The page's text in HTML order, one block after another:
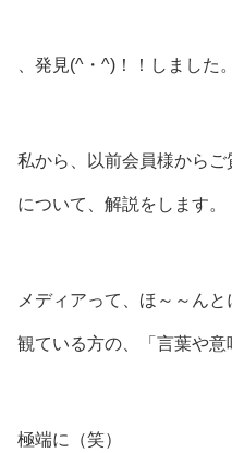
、発見(^・^)！！しました。
私から、以前会員様から
について、解説をします。
メディアって、ほ～～んと
観ている方の、「言葉や
極端に（笑）